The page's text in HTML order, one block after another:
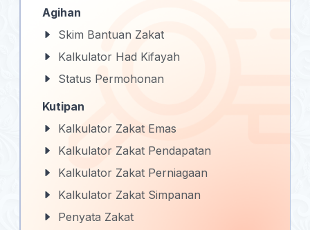
Agihan
Skim Bantuan Zakat
Kalkulator Had Kifayah
Status Permohonan
Kutipan
Kalkulator Zakat Emas
Kalkulator Zakat Pendapatan
Kalkulator Zakat Perniagaan
Kalkulator Zakat Simpanan
Penyata Zakat